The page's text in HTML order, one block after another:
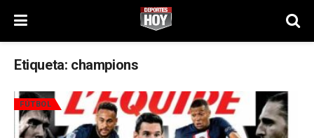
Etiqueta: champions
FÚTBOL